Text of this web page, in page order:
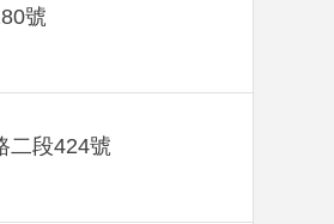
號
二段424號